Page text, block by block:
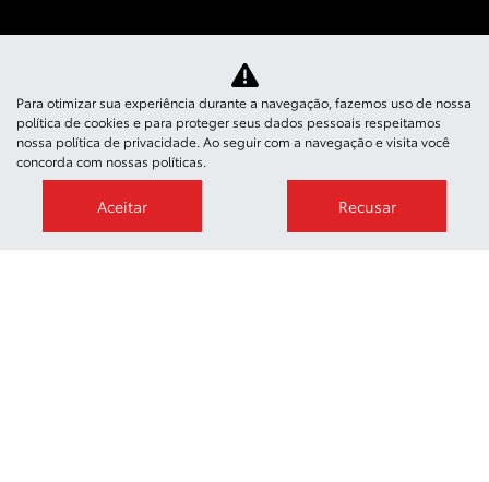
Mapa do site
Política de privacidade
Para otimizar sua experiência durante a navegação, fazemos uso de nossa
política de cookies e para proteger seus dados pessoais respeitamos
nossa política de privacidade . Ao seguir com a navegação e visita você
concorda com nossas políticas.
Aceitar Recusar